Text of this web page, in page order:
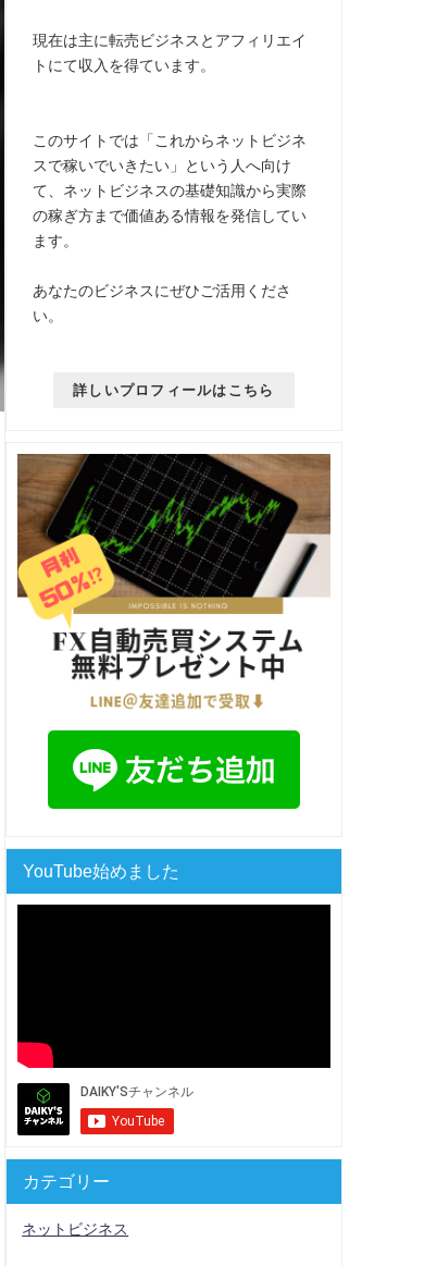
現在は主に転売ビジネスとアフィリエイ
トにて収入を得ています。
このサイトでは「これからネットビジネ
スで稼いでいきたい」という人へ向け
て、ネットビジネスの基礎知識から実際
の稼ぎ方まで価値ある情報を発信してい
ます。
あなたのビジネスにぜひご活用くださ
い。
詳しいプロフィールはこちら
YouTube始めました
カテゴリー
ネットビジネス